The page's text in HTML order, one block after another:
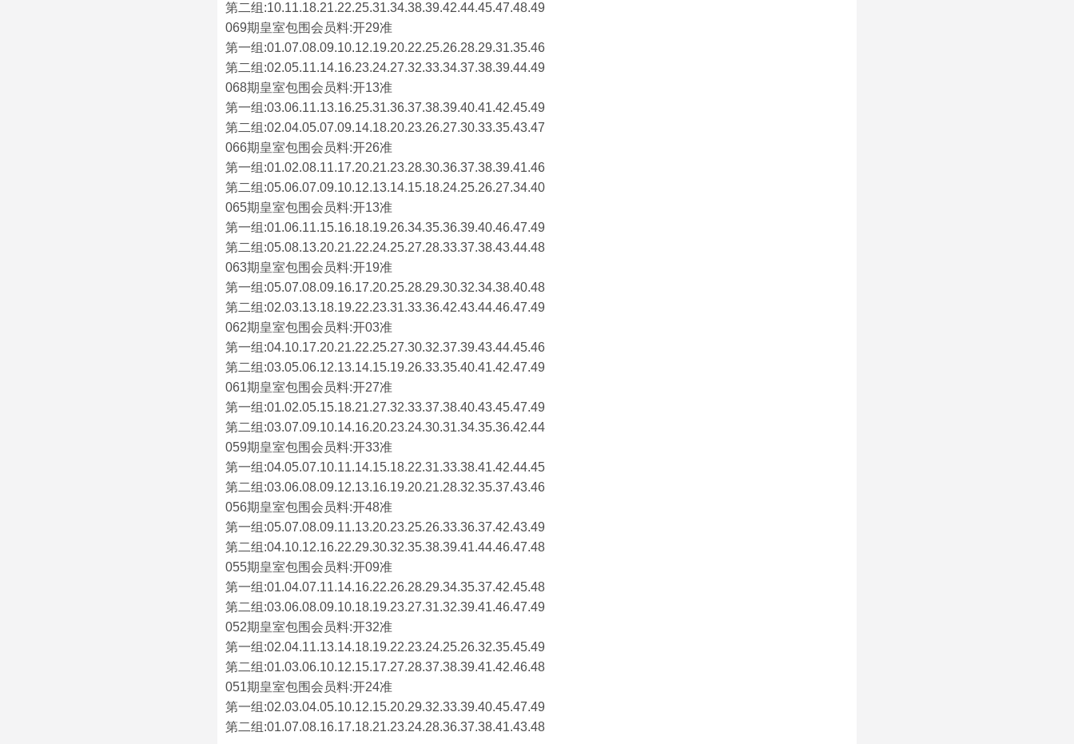
第二组:10.11.18.21.22.25.31.34.38.39.42.44.45.47.48.49
069期皇室包围会员料:开29准
第一组:01.07.08.09.10.12.19.20.22.25.26.28.29.31.35.46
第二组:02.05.11.14.16.23.24.27.32.33.34.37.38.39.44.49
068期皇室包围会员料:开13准
第一组:03.06.11.13.16.25.31.36.37.38.39.40.41.42.45.49
第二组:02.04.05.07.09.14.18.20.23.26.27.30.33.35.43.47
066期皇室包围会员料:开26准
第一组:01.02.08.11.17.20.21.23.28.30.36.37.38.39.41.46
第二组:05.06.07.09.10.12.13.14.15.18.24.25.26.27.34.40
065期皇室包围会员料:开13准
第一组:01.06.11.15.16.18.19.26.34.35.36.39.40.46.47.49
第二组:05.08.13.20.21.22.24.25.27.28.33.37.38.43.44.48
063期皇室包围会员料:开19准
第一组:05.07.08.09.16.17.20.25.28.29.30.32.34.38.40.48
第二组:02.03.13.18.19.22.23.31.33.36.42.43.44.46.47.49
062期皇室包围会员料:开03准
第一组:04.10.17.20.21.22.25.27.30.32.37.39.43.44.45.46
第二组:03.05.06.12.13.14.15.19.26.33.35.40.41.42.47.49
061期皇室包围会员料:开27准
第一组:01.02.05.15.18.21.27.32.33.37.38.40.43.45.47.49
第二组:03.07.09.10.14.16.20.23.24.30.31.34.35.36.42.44
059期皇室包围会员料:开33准
第一组:04.05.07.10.11.14.15.18.22.31.33.38.41.42.44.45
第二组:03.06.08.09.12.13.16.19.20.21.28.32.35.37.43.46
056期皇室包围会员料:开48准
第一组:05.07.08.09.11.13.20.23.25.26.33.36.37.42.43.49
第二组:04.10.12.16.22.29.30.32.35.38.39.41.44.46.47.48
055期皇室包围会员料:开09准
第一组:01.04.07.11.14.16.22.26.28.29.34.35.37.42.45.48
第二组:03.06.08.09.10.18.19.23.27.31.32.39.41.46.47.49
052期皇室包围会员料:开32准
第一组:02.04.11.13.14.18.19.22.23.24.25.26.32.35.45.49
第二组:01.03.06.10.12.15.17.27.28.37.38.39.41.42.46.48
051期皇室包围会员料:开24准
第一组:02.03.04.05.10.12.15.20.29.32.33.39.40.45.47.49
第二组:01.07.08.16.17.18.21.23.24.28.36.37.38.41.43.48